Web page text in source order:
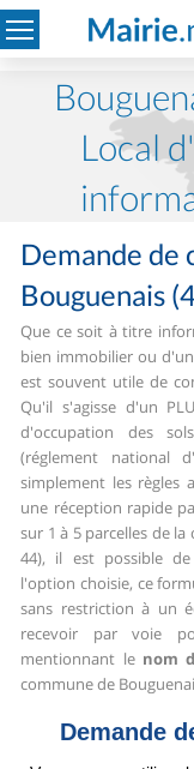
Local
Demande de
Bouguenais
Que ce soit à titre
bien immobilier ou
est souvent utile de
Qu'il s'agisse d'un
d'occupation des
(réglement national
simplement les règles
une réception rapide
sur 1 à 5 parcelles de
44), il est possible
l'option choisie, ce
sans restriction à un
recevoir par voie
mentionnant le nom
commune de